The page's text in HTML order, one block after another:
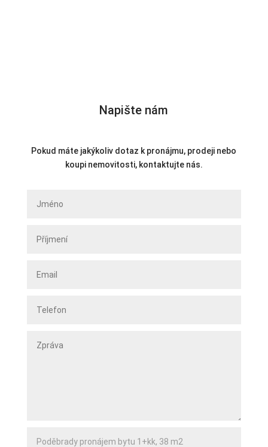
Napište nám
Pokud máte jakýkoliv dotaz k pronájmu, prodeji nebo
koupi nemovitosti, kontaktujte nás.